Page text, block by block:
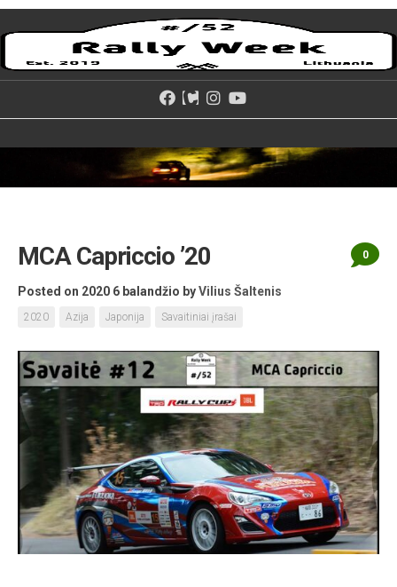
Skip
to
MCA Capriccio ’20
Posted on 2020 6 balandžio byVilius Šaltenis
2020 Azija Japonija Savaitiniai įrašai
0